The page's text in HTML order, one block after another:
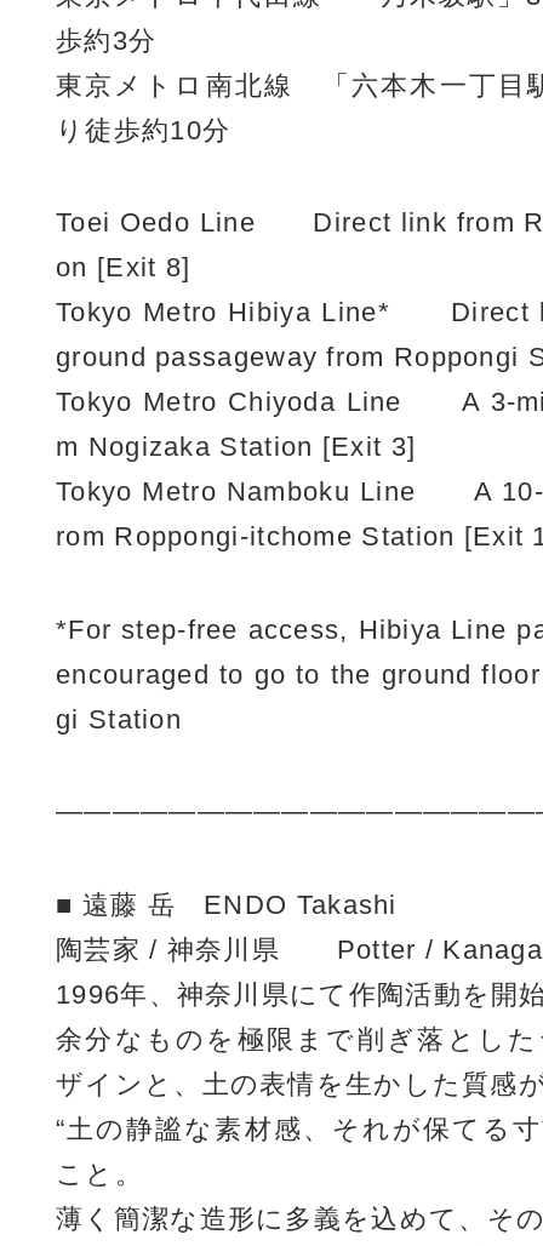
歩約3分
東京メトロ南北線 「六本木一丁目
り徒歩約10分
Toei Oedo Line Direct link from
on [Exit 8]
Tokyo Metro Hibiya Line* Direct
ground passageway from Roppongi
Tokyo Metro Chiyoda Line A 3-
m Nogizaka Station [Exit 3]
Tokyo Metro Namboku Line A
rom Roppongi-itchome Station [Exit
*For step-free access, Hibiya Line
encouraged to go to the ground
gi Station
■ 遠藤 岳 ENDO Takashi
陶芸家 / 神奈川県 Potter /
1996年、神奈川県にて作陶活動を開
余分なものを極限まで削ぎ落とし
ザインと、土の表情を生かした質感
“土の静謐な素材感、それが保てる
こと。
薄く簡潔な造形に多義を込めて、そ